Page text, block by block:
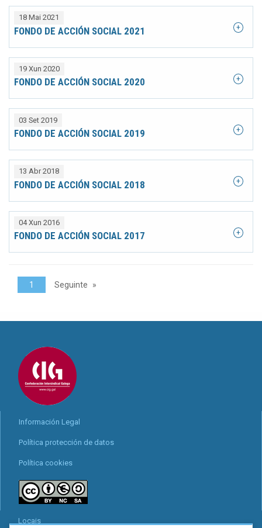
18 Mai 2021
FONDO DE ACCIÓN SOCIAL 2021
19 Xun 2020
FONDO DE ACCIÓN SOCIAL 2020
03 Set 2019
FONDO DE ACCIÓN SOCIAL 2019
13 Abr 2018
FONDO DE ACCIÓN SOCIAL 2018
04 Xun 2016
FONDO DE ACCIÓN SOCIAL 2017
1 Seguinte
Información Legal
Política protección de datos
Política cookies
Locais